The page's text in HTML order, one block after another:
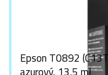
Epson T0892